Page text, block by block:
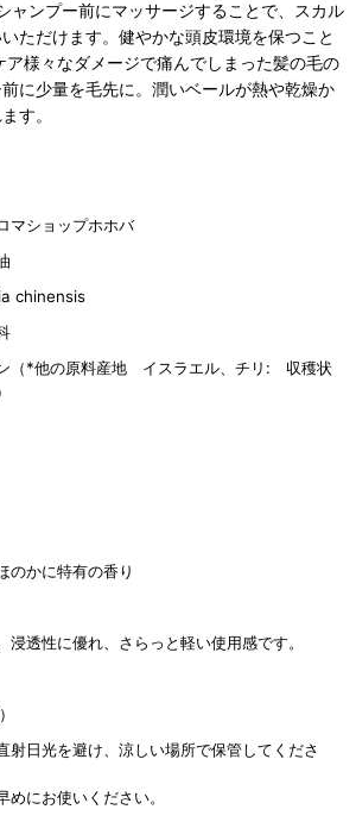
マショップホホバ
chinensis
（*他の原料産地 イスラエル、チリ: 収穫状
のかに特有の香り
浸透性に優れ、さらっと軽い使用感です。
射日光を避け、涼しい場所で保管してくださ
めにお使いください。